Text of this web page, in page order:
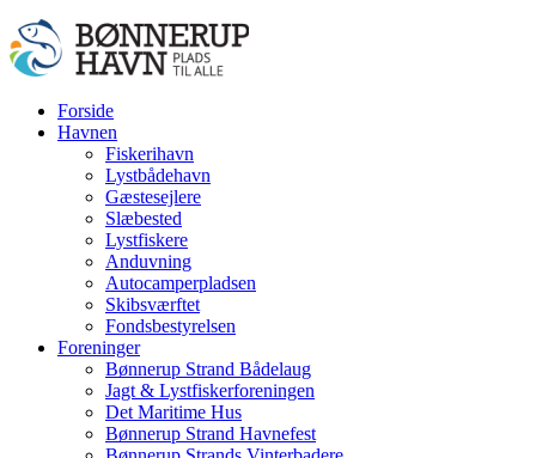
Forside
Havnen
Fiskerihavn
Lystbådehavn
Gæstesejlere
Slæbested
Lystfiskere
Anduvning
Autocamperpladsen
Skibsværftet
Fondsbestyrelsen
Foreninger
Bønnerup Strand Bådelaug
Jagt & Lystfiskerforeningen
Det Maritime Hus
Bønnerup Strand Havnefest